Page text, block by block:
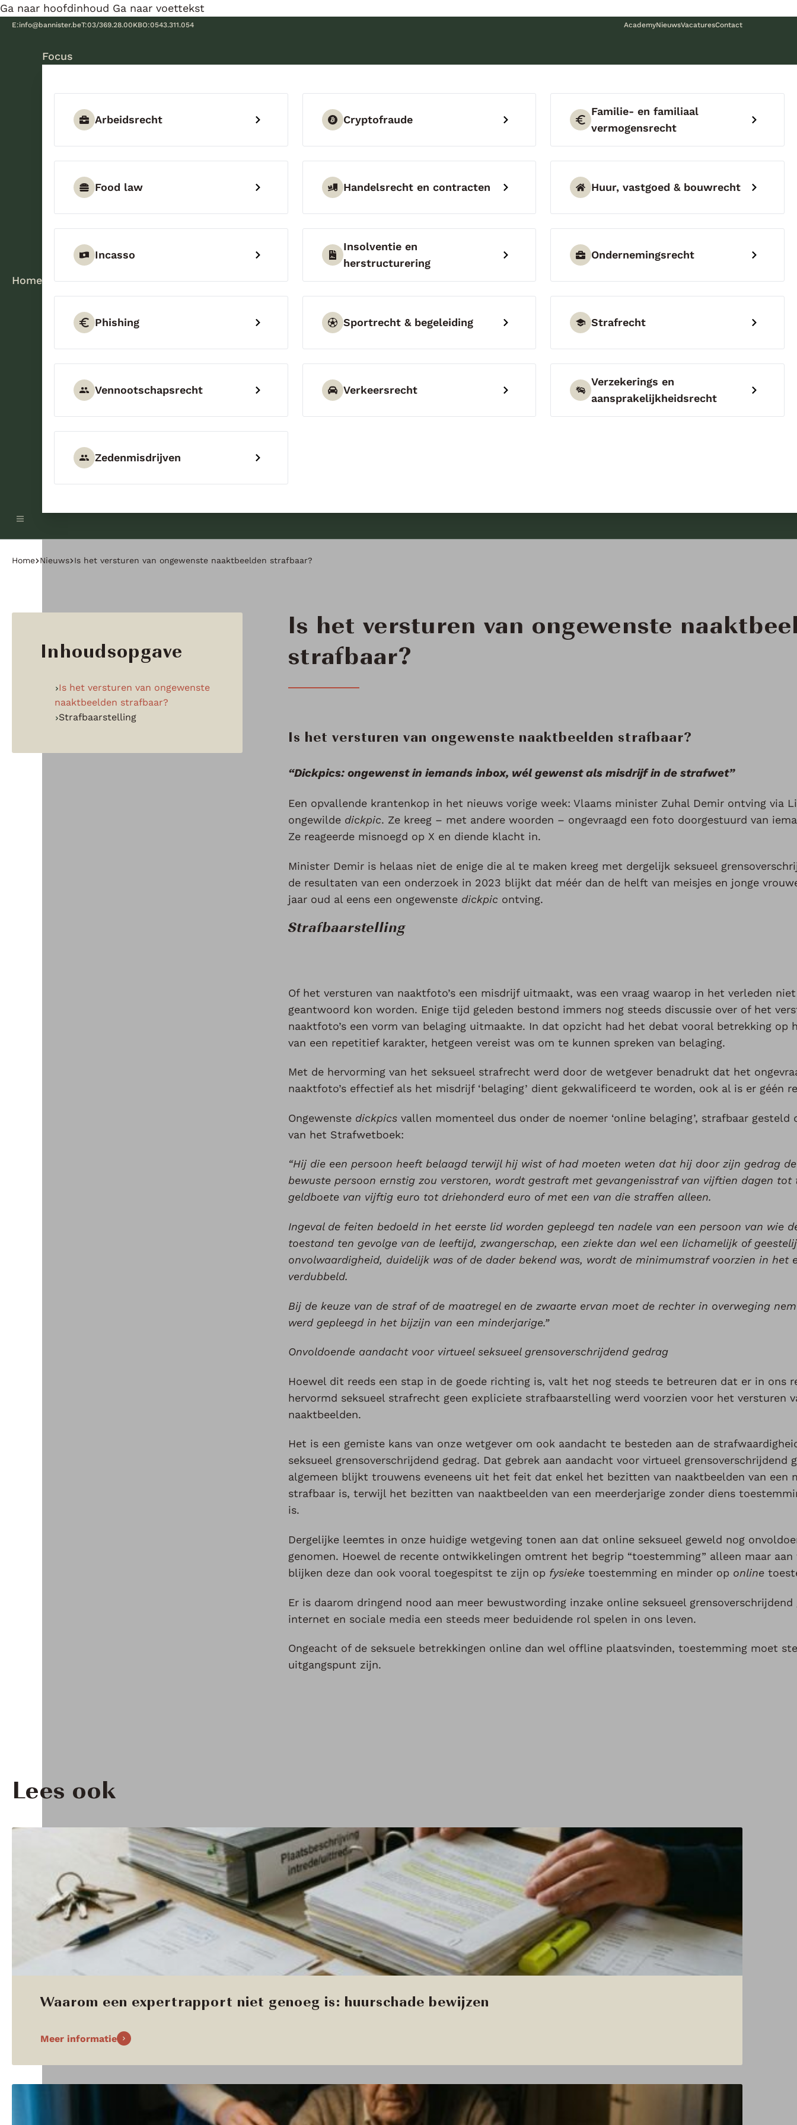
Ga naar hoofdinhoud Ga naar voettekst
E:info@bannister.beT:03/369.28.00KBO:0543.311.054 AcademyNieuwsVacaturesContact
Home
Focus
Arbeidsrecht Cryptofraude
Familie- en familiaal
vermogensrecht
Food law Handelsrecht en contracten Huur, vastgoed & bouwrecht
Incasso
Insolventie en
herstructurering
Ondernemingsrecht
Phishing Sportrecht & begeleiding Strafrecht
Vennootschapsrecht Verkeersrecht
Verzekerings en
aansprakelijkheidsrecht
Zedenmisdrijven
Home Nieuws Is het versturen van ongewenste naaktbeelden strafbaar?
Inhoudsopgave
Is het versturen van ongewenste
naaktbeelden strafbaar?
Strafbaarstelling
Is het versturen van ongewenste
strafbaar?
Is het versturen van ongewenste naaktbeelden strafbaar?
“Dickpics: ongewenst in iemands inbox, wél gewenst als misdrijf in de strafwet”
Een opvallende krantenkop in het nieuws vorige week: Vlaams minister Zuhal Demir ontving via
ongewilde dickpic. Ze kreeg – met andere woorden – ongevraagd een foto doorgestuurd van
Ze reageerde misnoegd op X en diende klacht in.
Minister Demir is helaas niet de enige die al te maken kreeg met dergelijk seksueel
de resultaten van een onderzoek in 2023 blijkt dat méér dan de helft van meisjes en jonge
jaar oud al eens een ongewenste dickpic ontving.
Strafbaarstelling
Of het versturen van naaktfoto’s een misdrijf uitmaakt, was een vraag waarop in het verleden
geantwoord kon worden. Enige tijd geleden bestond immers nog steeds discussie over of het
naaktfoto’s een vorm van belaging uitmaakte. In dat opzicht had het debat vooral betrekking op
van een repetitief karakter, hetgeen vereist was om te kunnen spreken van belaging.
Met de hervorming van het seksueel strafrecht werd door de wetgever benadrukt dat het
naaktfoto’s effectief als het misdrijf ‘belaging’ dient gekwalificeerd te worden, ook al is er géén
Ongewenste dickpics vallen momenteel dus onder de noemer ‘online belaging’, strafbaar gesteld
van het Strafwetboek:
“Hij die een persoon heeft belaagd terwijl hij wist of had moeten weten dat hij door zijn gedrag
bewuste persoon ernstig zou verstoren, wordt gestraft met gevangenisstraf van vijftien dagen tot
geldboete van vijftig euro tot driehonderd euro of met een van die straffen alleen.
Ingeval de feiten bedoeld in het eerste lid worden gepleegd ten nadele van een persoon van wie
toestand ten gevolge van de leeftijd, zwangerschap, een ziekte dan wel een lichamelijk of
onvolwaardigheid, duidelijk was of de dader bekend was, wordt de minimumstraf voorzien in het
verdubbeld.
Bij de keuze van de straf of de maatregel en de zwaarte ervan moet de rechter in overweging
werd gepleegd in het bijzijn van een minderjarige.”
Onvoldoende aandacht voor virtueel seksueel grensoverschrijdend gedrag
Hoewel dit reeds een stap in de goede richting is, valt het nog steeds te betreuren dat er in ons
hervormd seksueel strafrecht geen expliciete strafbaarstelling werd voorzien voor het versturen
naaktbeelden.
Het is een gemiste kans van onze wetgever om ook aandacht te besteden aan de
seksueel grensoverschrijdend gedrag. Dat gebrek aan aandacht voor virtueel grensoverschrijdend
algemeen blijkt trouwens eveneens uit het feit dat enkel het bezitten van naaktbeelden van een
strafbaar is, terwijl het bezitten van naaktbeelden van een meerderjarige zonder diens
is.
Dergelijke leemtes in onze huidige wetgeving tonen aan dat online seksueel geweld nog
genomen. Hoewel de recente ontwikkelingen omtrent het begrip “toestemming” alleen maar
blijken deze dan ook vooral toegespitst te zijn op fysieke toestemming en minder op online
Er is daarom dringend nood aan meer bewustwording inzake online seksueel grensoverschrijdend
internet en sociale media een steeds meer beduidende rol spelen in ons leven.
Ongeacht of de seksuele betrekkingen online dan wel offline plaatsvinden, toestemming moet
uitgangspunt zijn.
Lees ook
Waarom een expertrapport niet genoeg is: huurschade bewijzen
Meer informatie